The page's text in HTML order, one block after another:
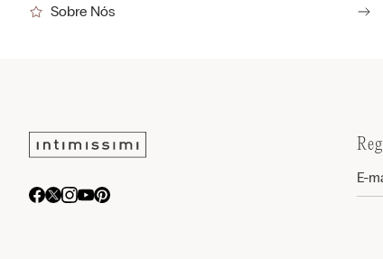
Sobre Nós